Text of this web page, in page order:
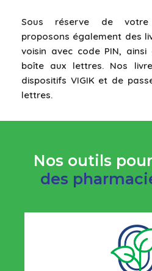
Sous réserve de votre
proposons également des
voisin avec code PIN,
boîte aux lettres. Nos
dispositifs VIGIK et de
lettres.
Nos outils pour
des